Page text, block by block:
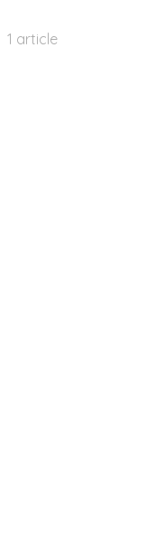
1 article